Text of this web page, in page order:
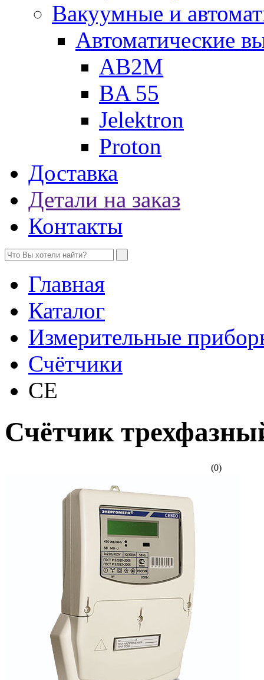
Вакуумные и
Автоматические
AB2M
BA 55
Jelektron
Proton
Доставка
Детали на заказ
Контакты
Главная
Каталог
Измерительные
Счётчики
CE
Счётчик
(0)